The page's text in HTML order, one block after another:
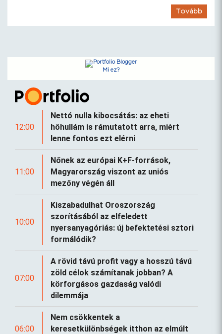
Tovább
Mi ez?
12:00
Nettó nulla kibocsátás: az eheti
hőhullám is rámutatott arra, miért
lenne fontos ezt elérni
11:00
Nőnek az európai K+F-források,
Magyarország viszont az uniós
mezőny végén áll
10:00
Kiszabadulhat Oroszország
szorításából az elfeledett
nyersanyagóriás: új befektetési sztori
formálódik?
07:00
A rövid távú profit vagy a hosszú távú
zöld célok számítanak jobban? A
körforgásos gazdaság valódi
dilemmája
06:00
Nem csökkentek a
keresetkülönbségek itthon az elmúlt